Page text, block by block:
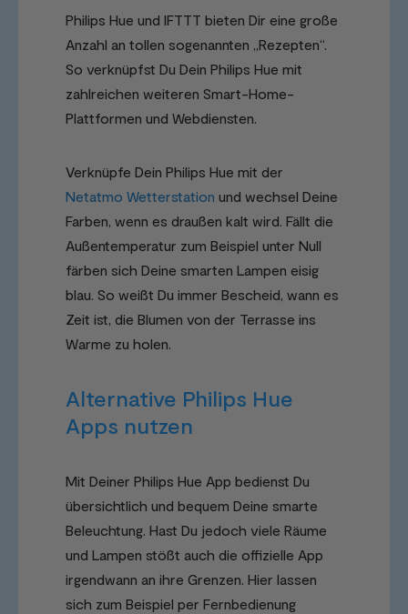
Philips Hue und IFTTT bieten Dir eine große
Anzahl an tollen sogenannten „Rezepten“.
So verknüpfst Du Dein Philips Hue mit
zahlreichen weiteren Smart-Home-
Plattformen und Webdiensten.
Verknüpfe Dein Philips Hue mit der
Netatmo Wetterstation und wechsel Deine
Farben, wenn es draußen kalt wird. Fällt die
Außentemperatur zum Beispiel unter Null
färben sich Deine smarten Lampen eisig
blau. So weißt Du immer Bescheid, wann es
Zeit ist, die Blumen von der Terrasse ins
Warme zu holen.
Alternative Philips Hue
Apps nutzen
Mit Deiner Philips Hue App bedienst Du
übersichtlich und bequem Deine smarte
Beleuchtung. Hast Du jedoch viele Räume
und Lampen stößt auch die offizielle App
irgendwann an ihre Grenzen. Hier lassen
sich zum Beispiel per Fernbedienung